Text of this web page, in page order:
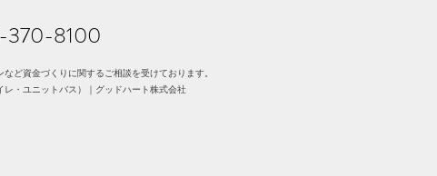
370-8100
ど資金づくりに関するご相談を受けております。
・ユニットバス）｜グッドハート株式会社